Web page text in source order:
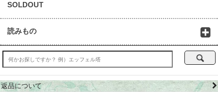
SOLDOUT
読みもの
返品について